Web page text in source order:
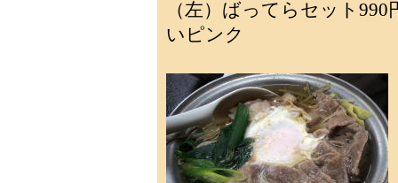
（左）ばってらセット
いピンク